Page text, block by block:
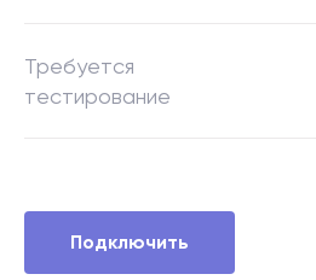
Требуется
тестирование
Подключить